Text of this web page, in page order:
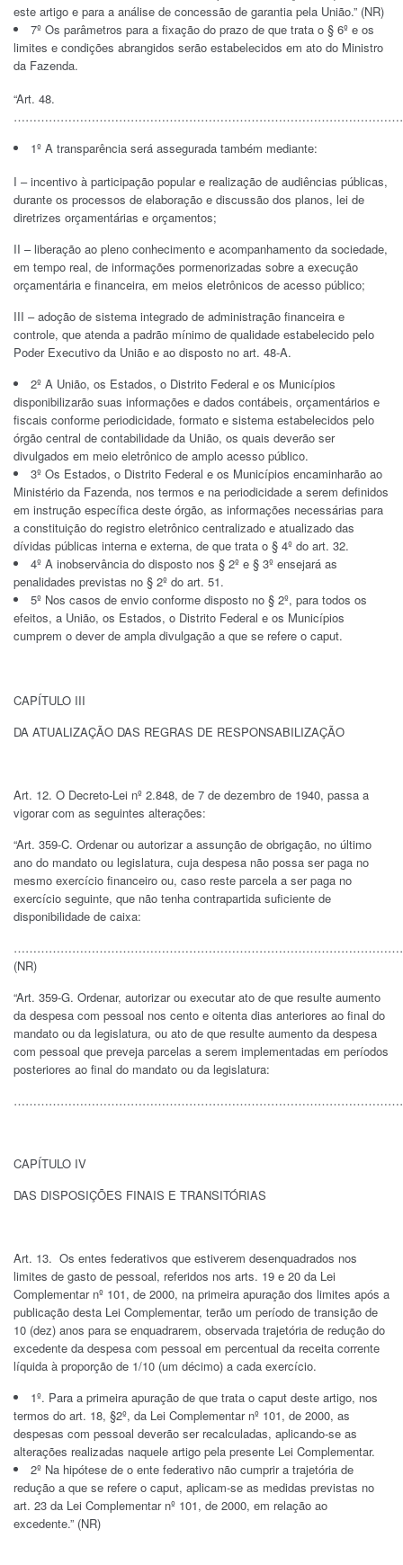
este artigo e para a análise de concessão de garantia pela União.” (NR)
7º Os parâmetros para a fixação do prazo de que trata o § 6º e os
limites e condições abrangidos serão estabelecidos em ato do Ministro
da Fazenda.
“Art. 48.
1º A transparência será assegurada também mediante:
I – incentivo à participação popular e realização de audiências públicas,
durante os processos de elaboração e discussão dos planos, lei de
diretrizes orçamentárias e orçamentos;
II – liberação ao pleno conhecimento e acompanhamento da sociedade,
em tempo real, de informações pormenorizadas sobre a execução
orçamentária e financeira, em meios eletrônicos de acesso público;
III – adoção de sistema integrado de administração financeira e
controle, que atenda a padrão mínimo de qualidade estabelecido pelo
Poder Executivo da União e ao disposto no art. 48-A.
2º A União, os Estados, o Distrito Federal e os Municípios
disponibilizarão suas informações e dados contábeis, orçamentários e
fiscais conforme periodicidade, formato e sistema estabelecidos pelo
órgão central de contabilidade da União, os quais deverão ser
divulgados em meio eletrônico de amplo acesso público.
3º Os Estados, o Distrito Federal e os Municípios encaminharão ao
Ministério da Fazenda, nos termos e na periodicidade a serem definidos
em instrução específica deste órgão, as informações necessárias para
a constituição do registro eletrônico centralizado e atualizado das
dívidas públicas interna e externa, de que trata o § 4º do art. 32.
4º A inobservância do disposto nos § 2º e § 3º ensejará as
penalidades previstas no § 2º do art. 51.
5º Nos casos de envio conforme disposto no § 2º, para todos os
efeitos, a União, os Estados, o Distrito Federal e os Municípios
cumprem o dever de ampla divulgação a que se refere o caput.
CAPÍTULO III
DA ATUALIZAÇÃO DAS REGRAS DE RESPONSABILIZAÇÃO
Art. 12. O Decreto-Lei nº 2.848, de 7 de dezembro de 1940, passa a
vigorar com as seguintes alterações:
“Art. 359-C. Ordenar ou autorizar a assunção de obrigação, no último
ano do mandato ou legislatura, cuja despesa não possa ser paga no
mesmo exercício financeiro ou, caso reste parcela a ser paga no
exercício seguinte, que não tenha contrapartida suficiente de
disponibilidade de caixa:
(NR)
“Art. 359-G. Ordenar, autorizar ou executar ato de que resulte aumento
da despesa com pessoal nos cento e oitenta dias anteriores ao final do
mandato ou da legislatura, ou ato de que resulte aumento da despesa
com pessoal que preveja parcelas a serem implementadas em períodos
posteriores ao final do mandato ou da legislatura:
CAPÍTULO IV
DAS DISPOSIÇÕES FINAIS E TRANSITÓRIAS
Art. 13. Os entes federativos que estiverem desenquadrados nos
limites de gasto de pessoal, referidos nos arts. 19 e 20 da Lei
Complementar nº 101, de 2000, na primeira apuração dos limites após a
publicação desta Lei Complementar, terão um período de transição de
10 (dez) anos para se enquadrarem, observada trajetória de redução do
excedente da despesa com pessoal em percentual da receita corrente
líquida à proporção de 1/10 (um décimo) a cada exercício.
1º. Para a primeira apuração de que trata o caput deste artigo, nos
termos do art. 18, §2º, da Lei Complementar nº 101, de 2000, as
despesas com pessoal deverão ser recalculadas, aplicando-se as
alterações realizadas naquele artigo pela presente Lei Complementar.
2º Na hipótese de o ente federativo não cumprir a trajetória de
redução a que se refere o caput, aplicam-se as medidas previstas no
art. 23 da Lei Complementar nº 101, de 2000, em relação ao
excedente.” (NR)